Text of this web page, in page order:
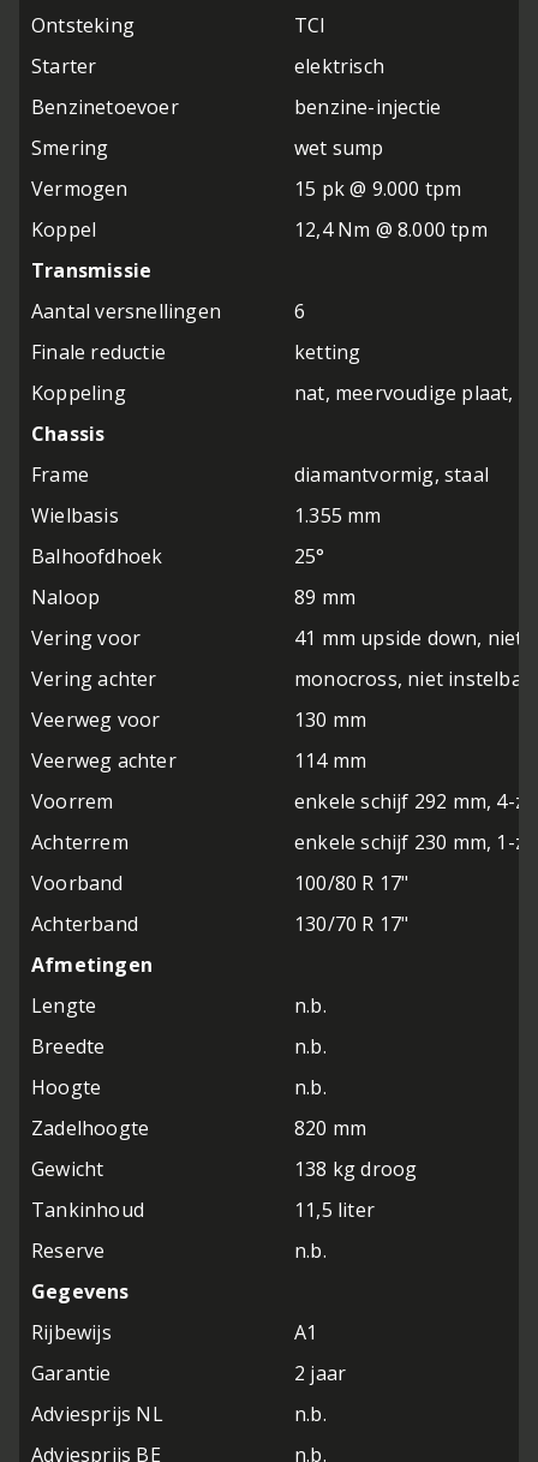
Ontsteking
TCI
Starter
elektrisch
Benzinetoevoer
benzine-injectie
Smering
wet sump
Vermogen
15 pk @ 9.000 tpm
Koppel
12,4 Nm @ 8.000 tpm
Transmissie
Aantal versnellingen
6
Finale reductie
ketting
Koppeling
nat, meervoudige plaat,
Chassis
Frame
diamantvormig, staal
Wielbasis
1.355 mm
Balhoofdhoek
25°
Naloop
89 mm
Vering voor
41 mm upside down, niet
Vering achter
monocross, niet
Veerweg voor
130 mm
Veerweg achter
114 mm
Voorrem
enkele schijf 292 mm, 4-
Achterrem
enkele schijf 230 mm, 1-
Voorband
100/80 R 17"
Achterband
130/70 R 17"
Afmetingen
Lengte
n.b.
Breedte
n.b.
Hoogte
n.b.
Zadelhoogte
820 mm
Gewicht
138 kg droog
Tankinhoud
11,5 liter
Reserve
n.b.
Gegevens
Rijbewijs
A1
Garantie
2 jaar
Adviesprijs NL
n.b.
Adviesprijs BE
n.b.